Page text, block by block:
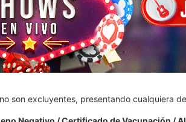
son excluyentes, presentando cualquiera